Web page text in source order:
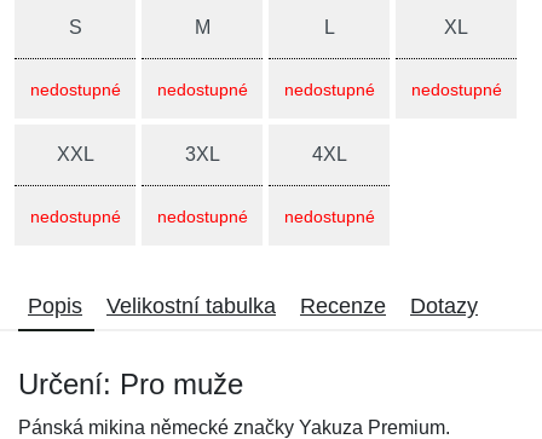
S
nedostupné
M
nedostupné
L
nedostupné
XL
nedostupné
XXL
nedostupné
3XL
nedostupné
4XL
nedostupné
Popis Velikostní tabulka Recenze Dotazy
Určení: Pro muže
Pánská mikina německé značky Yakuza Premium.